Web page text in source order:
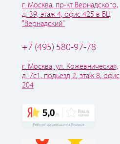
г. Москва, пр-кт Вернадского,
д. 39, этаж 4, офис 425 в БЦ
"Вернадский"
+7 (495) 580-97-78
г. Москва, ул. Кожевническая,
д. 7с1, подьезд 2, этаж 8, офис
204